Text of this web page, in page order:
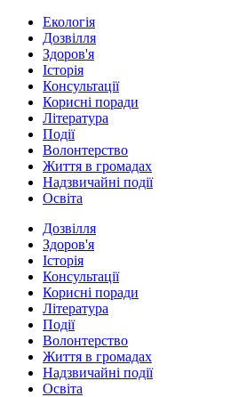
Екологія
Дозвілля
Здоров'я
Історія
Консультації
Корисні поради
Література
Події
Волонтерство
Життя в громадах
Надзвичайні події
Освіта
Дозвілля
Здоров'я
Історія
Консультації
Корисні поради
Література
Події
Волонтерство
Життя в громадах
Надзвичайні події
Освіта